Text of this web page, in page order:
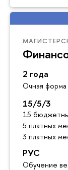
2 года
Очная
15/5/3
15
5 платных
3 платных
РУС
Обучение